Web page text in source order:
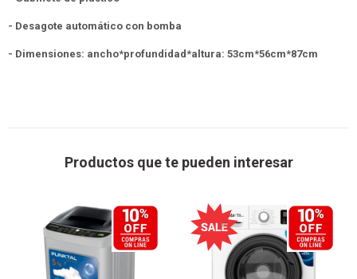
- Desagote automático con bomba
- Dimensiones: ancho*profundidad*altura: 53cm*56cm*87cm
Productos que te pueden interesar